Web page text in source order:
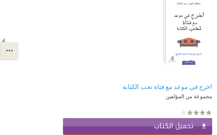
اخرج في موعد مع فتاة تحب الكتابة
مجموعة من المؤلفين
تحميل الكتاب